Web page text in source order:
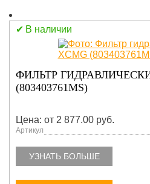
В наличии
ФИЛЬТР
(803403761MS)
Цена: от 2 877.00 руб.
Артикул
УЗНАТЬ БОЛЬШЕ